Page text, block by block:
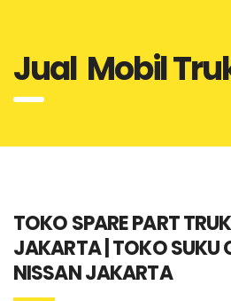
Jual Mobil
TOKO SPARE PART
JAKARTA | TOKO SUKU
NISSAN JAKARTA